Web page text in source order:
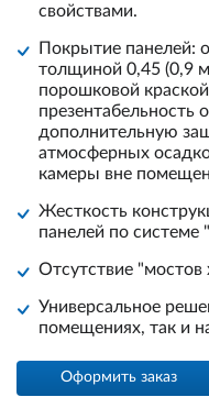
свойствами.
Покрытие панелей:
толщиной 0,45 (0,9
порошковой
презентабельность
дополнительную
атмосферных
камеры вне
Жесткость
панелей по системе
Отсутствие "мостов
Универсальное
помещениях, так и
Оформить заказ